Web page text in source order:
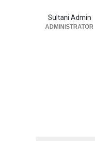
Sultani Admin
ADMINISTRATOR